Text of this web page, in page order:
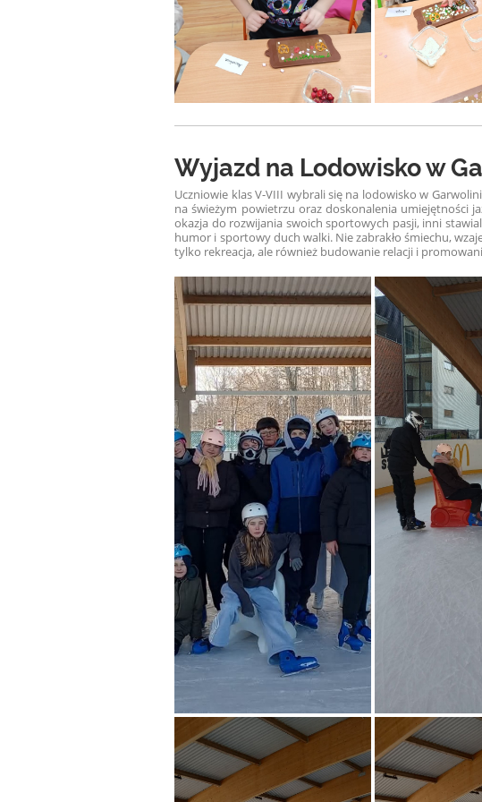
Wyjazd na Lodowisko w
Uczniowie klas V-VIII wybrali się na lodowisko w
na świeżym powietrzu oraz doskonalenia umiejętności
okazja do rozwijania swoich sportowych pasji, inni
humor i sportowy duch walki. Nie zabrakło śmiechu,
tylko rekreacja, ale również budowanie relacji i